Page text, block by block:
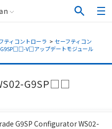
ティコントローラ > セーフティコン
G9SP□□-V□アップデートモジュール
G9SP□□
G9SP Configurator WS02-